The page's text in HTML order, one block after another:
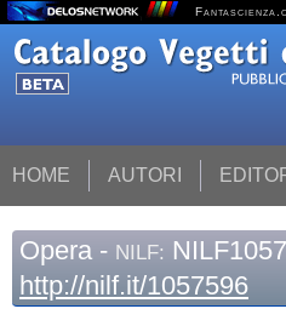
HOME AUTORI
Opera - NILF:
http://nilf.it/1057596